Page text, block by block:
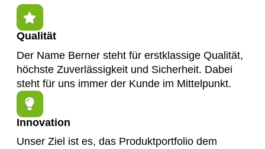
Qualität
Der Name Berner steht für erstklassige Qualität,
höchste Zuverlässigkeit und Sicherheit. Dabei
steht für uns immer der Kunde im Mittelpunkt.
Innovation
Unser Ziel ist es, das Produktportfolio dem